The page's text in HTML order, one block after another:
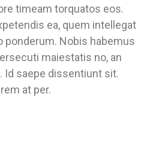
timeam torquatos eos.
ea, quem intellegat
ponderum. Nobis habemus
maiestatis no, an
Id saepe dissentiunt sit.
at per.